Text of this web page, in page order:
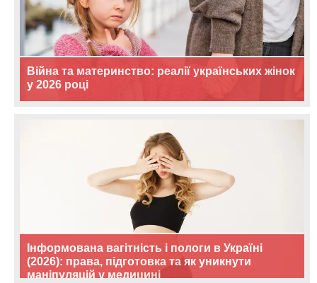
Війна та материнство: реалії українських жінок
у 2026 році
Інформована вагітність і пологи в Україні
(2026): права, підготовка та як уникнути
маніпуляцій у медицині